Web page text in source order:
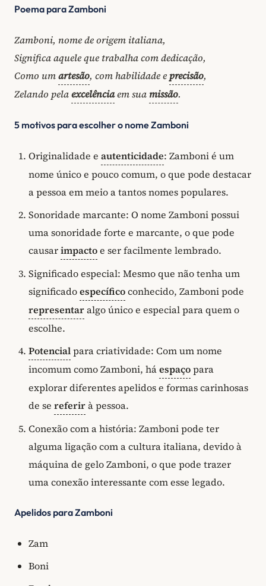
Poema para Zamboni
Zamboni, nome de origem italiana,
Significa aquele que trabalha com dedicação,
Como umartesão, com habilidade e precisão,
Zelando pelaexcelênciaem sua missão.
5 motivos para escolher o nome Zamboni
Originalidade e autenticidade: Zamboni é um
nome único e pouco comum, o que pode destacar
a pessoa em meio a tantos nomes populares.
Sonoridade marcante: O nome Zamboni possui
uma sonoridade forte e marcante, o que pode
causarimpactoe ser facilmente lembrado.
Significado especial: Mesmo que não tenha um
significadoespecíficoconhecido, Zamboni pode
representaralgo único e especial para quem o
escolhe.
Potencialpara criatividade: Com um nome
incomum como Zamboni, háespaçopara
explorar diferentes apelidos e formas carinhosas
de se referirà pessoa.
Conexão com a história: Zamboni pode ter
alguma ligação com a cultura italiana, devido à
máquina de gelo Zamboni, o que pode trazer
uma conexão interessante com esse legado.
Apelidos para Zamboni
Zam
Boni